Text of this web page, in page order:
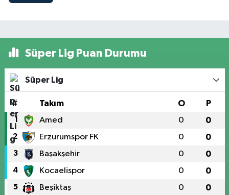
Süper Lig Puan Durumu
Süper Lig
# Takım O P
1 Amed 0 0
2 Erzurumspor FK 0 0
3 Başakşehir 0 0
4 Kocaelispor 0 0
5 Beşiktaş 0 0